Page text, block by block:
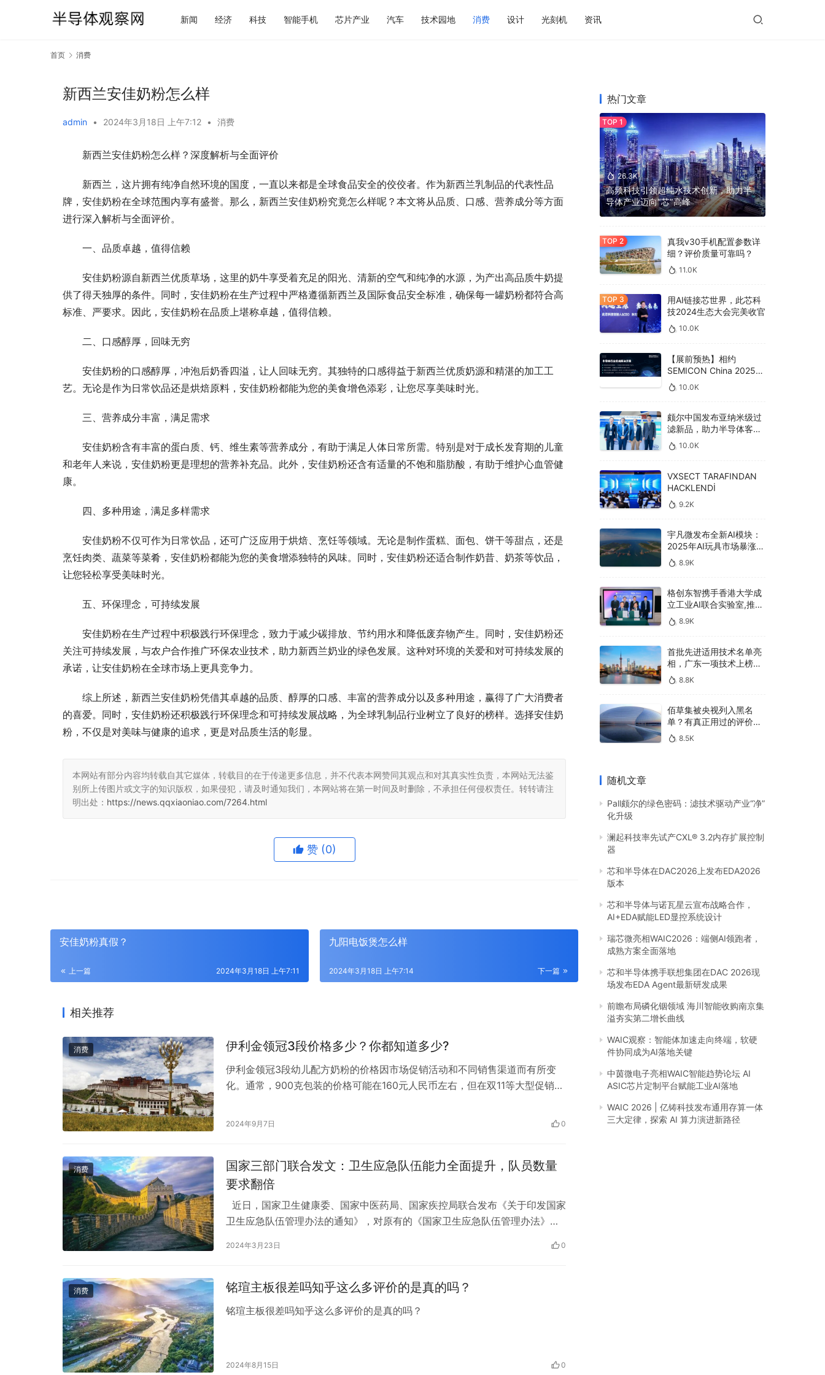
新闻 经济 科技 智能手机 芯片产业 汽车 技术园地 消费 设计 光刻机 资讯
首页 消费
新西兰安佳奶粉怎么样
admin • 2024年3月18日 上午7:12 • 消费
新西兰安佳奶粉怎么样？深度解析与全面评价
新西兰，这片拥有纯净自然环境的国度，一直以来都是全球食品安全的佼佼者。作为新西兰乳制品的代表性品
牌，安佳奶粉在全球范围内享有盛誉。那么，新西兰安佳奶粉究竟怎么样呢？本文将从品质、口感、营养成分等方面
进行深入解析与全面评价。
一、品质卓越，值得信赖
安佳奶粉源自新西兰优质草场，这里的奶牛享受着充足的阳光、清新的空气和纯净的水源，为产出高品质牛奶提
供了得天独厚的条件。同时，安佳奶粉在生产过程中严格遵循新西兰及国际食品安全标准，确保每一罐奶粉都符合高
标准、严要求。因此，安佳奶粉在品质上堪称卓越，值得信赖。
二、口感醇厚，回味无穷
安佳奶粉的口感醇厚，冲泡后奶香四溢，让人回味无穷。其独特的口感得益于新西兰优质奶源和精湛的加工工
艺。无论是作为日常饮品还是烘焙原料，安佳奶粉都能为您的美食增色添彩，让您尽享美味时光。
三、营养成分丰富，满足需求
安佳奶粉含有丰富的蛋白质、钙、维生素等营养成分，有助于满足人体日常所需。特别是对于成长发育期的儿童
和老年人来说，安佳奶粉更是理想的营养补充品。此外，安佳奶粉还含有适量的不饱和脂肪酸，有助于维护心血管健
康。
四、多种用途，满足多样需求
安佳奶粉不仅可作为日常饮品，还可广泛应用于烘焙、烹饪等领域。无论是制作蛋糕、面包、饼干等甜点，还是
烹饪肉类、蔬菜等菜肴，安佳奶粉都能为您的美食增添独特的风味。同时，安佳奶粉还适合制作奶昔、奶茶等饮品，
让您轻松享受美味时光。
五、环保理念，可持续发展
安佳奶粉在生产过程中积极践行环保理念，致力于减少碳排放、节约用水和降低废弃物产生。同时，安佳奶粉还
关注可持续发展，与农户合作推广环保农业技术，助力新西兰奶业的绿色发展。这种对环境的关爱和对可持续发展的
承诺，让安佳奶粉在全球市场上更具竞争力。
综上所述，新西兰安佳奶粉凭借其卓越的品质、醇厚的口感、丰富的营养成分以及多种用途，赢得了广大消费者
的喜爱。同时，安佳奶粉还积极践行环保理念和可持续发展战略，为全球乳制品行业树立了良好的榜样。选择安佳奶
粉，不仅是对美味与健康的追求，更是对品质生活的彰显。
本网站有部分内容均转载自其它媒体，转载目的在于传递更多信息，并不代表本网赞同其观点和对其真实性负责，本网站无法鉴
别所上传图片或文字的知识版权，如果侵犯，请及时通知我们，本网站将在第一时间及时删除，不承担任何侵权责任。转转请注
明出处： https://news.qqxiaoniao.com/7264.html
赞 (0)
安佳奶粉真假？
上一篇 2024年3月18日 上午7:11
九阳电饭煲怎么样
下一篇
2024年3月18日 上午7:14
相关推荐
消费 伊利金领冠3段价格多少？你都知道多少?
伊利金领冠3段幼儿配方奶粉的价格因市场促销活动和不同销售渠道而有所变
化。通常，900克包装的价格可能在160元人民币左右，但在双11等大型促销活
获取最准确的信息。同时，消费者在购买时应关注产品的生产日期和保质期，
2024年9月7日 0
消费
国家三部门联合发文：卫生应急队伍能力全面提升，队员数量
要求翻倍
近日，国家卫生健康委、国家中医药局、国家疾控局联合发布《关于印发国家
卫生应急队伍管理办法的通知》，对原有的《国家卫生应急队伍管理办法》进
升了队伍的能力标准和队员数量要求，标志着我国卫生应急体系进入了一个全
突发…
2024年3月23日 0
消费 铭瑄主板很差吗知乎这么多评价的是真的吗？
铭瑄主板很差吗知乎这么多评价的是真的吗？
2024年8月15日 0
热门文章
26.3K
高频科技引领超纯水技术创新，助力半
导体产业迈向“芯”高峰
真我v30手机配置参数详
细？评价质量可靠吗？
11.0K
用AI链接芯世界，此芯科
技2024生态大会完美收官
10.0K
【展前预热】相约
SEMICON China 2025，
德克威尔总线解决方案革
新助力半导体设备高效升
10.0K
颇尔中国发布亚纳米级过
滤新品，助力半导体客户
良率提升
10.0K
VXSECT TARAFINDAN
HACKLENDİ
9.2K
宇凡微发布全新AI模块：
2025年AI玩具市场暴涨
400亿，90%传统厂商的
生死战即将打响
8.9K
格创东智携手香港大学成
立工业AI联合实验室,推进
AMHS智能物料搬运调度
系统研发
8.9K
首批先进适用技术名单亮
相，广东一项技术上榜，
有何独特之处？
8.8K
佰草集被央视列入黑名
单？有真正用过的评价
吗？8.5K
随机文章
Pall颇尔的绿色密码：滤技术驱动产业“净”
化升级
澜起科技率先试产CXL® 3.2内存扩展控制
器
芯和半导体在DAC2026上发布EDA2026
版本
芯和半导体与诺瓦星云宣布战略合作，
AI+EDA赋能LED显控系统设计
瑞芯微亮相WAIC2026：端侧AI领跑者，
成熟方案全面落地
芯和半导体携手联想集团在DAC 2026现
场发布EDA Agent最新研发成果
前瞻布局磷化铟领域 海川智能收购南京集
溢夯实第二增长曲线
WAIC观察：智能体加速走向终端，软硬
件协同成为AI落地关键
中茵微电子亮相WAIC智能趋势论坛 AI
ASIC芯片定制平台赋能工业AI落地
WAIC 2026 | 亿铸科技发布通用存算一体
三大定律，探索 AI 算力演进新路径